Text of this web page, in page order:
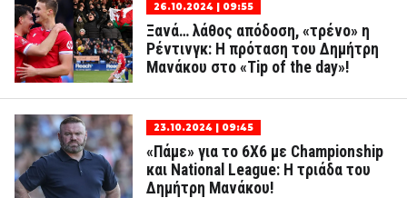
26.10.2024 | 09:55
Ξανά… λάθος απόδοση, «τρένο» η
Ρέντινγκ: Η πρόταση του Δημήτρη
Μανάκου στο «Tip of the day»!
23.10.2024 | 09:45
«Πάμε» για το 6Χ6 με Championship
και National League: Η τριάδα του
Δημήτρη Μανάκου!